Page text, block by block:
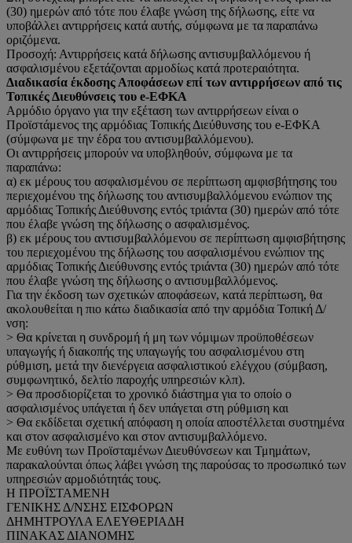
(30) ημερών από τότε που έλαβε γνώση της δήλωσης, είτε να
υποβάλλει αντιρρήσεις κατά αυτής, σύμφωνα με τα παραπάνω
οριζόμενα.
Προσοχή: Αντιρρήσεις κατά δήλωσης αντισυμβαλλόμενου ή
ασφαλισμένου εξετάζονται αρμοδίως κατά προτεραιότητα.
Διαδικασία έκδοσης Αποφάσεων επί των αντιρρήσεων από τις
Τοπικές Διευθύνσεις του e-ΕΦΚΑ
Αρμόδιο όργανο για την εξέταση των αντιρρήσεων είναι ο
Προϊστάμενος της αρμόδιας Τοπικής Διεύθυνσης του e-ΕΦΚΑ
(σύμφωνα με την έδρα του αντισυμβαλλόμενου).
Οι αντιρρήσεις μπορούν να υποβληθούν, σύμφωνα με τα
παραπάνω:
α) εκ μέρους του ασφαλισμένου σε περίπτωση αμφισβήτησης του
περιεχομένου της δήλωσης του αντισυμβαλλόμενου ενώπιον της
αρμόδιας Τοπικής Διεύθυνσης εντός τριάντα (30) ημερών από τότε
που έλαβε γνώση της δήλωσης ο ασφαλισμένος.
β) εκ μέρους του αντισυμβαλλόμενου σε περίπτωση αμφισβήτησης
του περιεχομένου της δήλωσης του ασφαλισμένου ενώπιον της
αρμόδιας Τοπικής Διεύθυνσης εντός τριάντα (30) ημερών από τότε
που έλαβε γνώση της δήλωσης ο αντισυμβαλλόμενος.
Για την έκδοση των σχετικών αποφάσεων, κατά περίπτωση, θα
ακολουθείται η πιο κάτω διαδικασία από την αρμόδια Τοπική Δ/
νση:
> Θα κρίνεται η συνδρομή ή μη των νόμιμων προϋποθέσεων
υπαγωγής ή διακοπής της υπαγωγής του ασφαλισμένου στη
ρύθμιση, μετά την διενέργεια ασφαλιστικού ελέγχου (σύμβαση,
συμφωνητικό, δελτίο παροχής υπηρεσιών κλπ).
> Θα προσδιορίζεται το χρονικό διάστημα για το οποίο ο
ασφαλισμένος υπάγεται ή δεν υπάγεται στη ρύθμιση και
> Θα εκδίδεται σχετική απόφαση η οποία αποστέλλεται συστημένα
και στον ασφαλισμένο και στον αντισυμβαλλόμενο.
Με ευθύνη των Προϊσταμένων Διευθύνσεων και Τμημάτων,
παρακαλούνται όπως λάβει γνώση της παρούσας το προσωπικό των
υπηρεσιών αρμοδιότητάς τους.
Η ΠΡΟΪΣΤΑΜΕΝΗ
ΓΕΝΙΚΗΣ Δ/ΝΣΗΣ ΕΙΣΦΟΡΩΝ
ΔΗΜΗΤΡΟΥΛΑ ΕΛΕΥΘΕΡΙΑΔΗ
ΠΙΝΑΚΑΣ ΔΙΑΝΟΜΗΣ